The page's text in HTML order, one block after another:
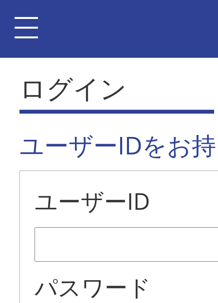
ログイン
ユーザーIDをお
ユーザーID
パスワード